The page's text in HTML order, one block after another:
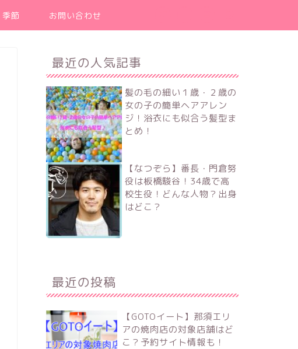
季節 お問い合わせ
最近の人気記事
髪の毛の細い１歳・２歳の
女の子の簡単ヘアアレン
ジ！浴衣にも似合う髪型ま
とめ！
【なつぞら】番長・門倉努
役は板橋駿谷！34歳で高
校生役！どんな人物？出身
はどこ？
最近の投稿
【GOTOイート】那須エリ
アの焼肉店の対象店舗はど
こ？予約サイト情報も！